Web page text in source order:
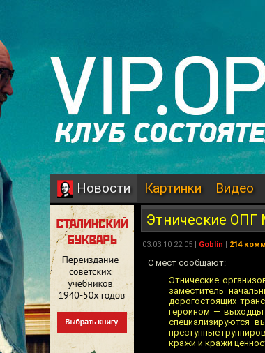
Новости Картинки Видео
Этнические ОПГ
03.03.10 22:05 | Goblin | 214
С мест сообщают:
Этнические
заместитель
дорогостоящих
героином — выходцы
специализируются
преступные
кражи и кражи